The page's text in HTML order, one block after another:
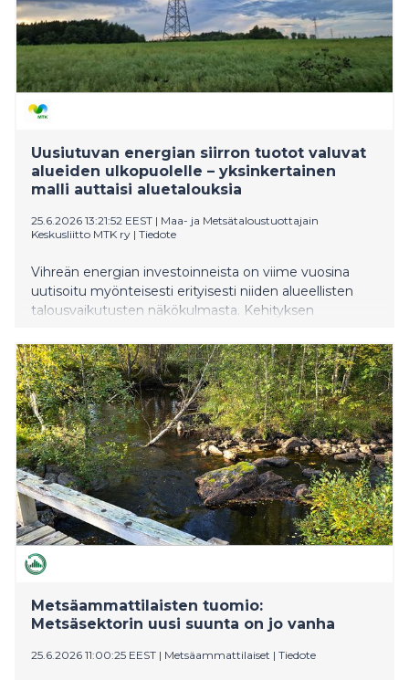
Uusiutuvan energian siirron tuotot valuvat
alueiden ulkopuolelle – yksinkertainen
malli auttaisi aluetalouksia
25.6.2026 13:21:52 EEST | Maa- ja Metsätaloustuottajain
Keskusliitto MTK ry | Tiedote
Vihreän energian investoinneista on viime vuosina
uutisoitu myönteisesti erityisesti niiden alueellisten
talousvaikutusten näkökulmasta. Kehityksen
lunastusmenettelyt, joissa maanomistajat kantavat
hankkeiden haittoja ilman mahdollisuutta hyötyä
niiden tuotoista. Vaikka investoinnit ovat mittavia,
alueille jäävät usein pysyvät maisema-, kierto- ja
tuotantohaitat, MTK muistuttaa.
Metsäammattilaisten tuomio:
Metsäsektorin uusi suunta on jo vanha
25.6.2026 11:00:25 EEST | Metsäammattilaiset | Tiedote